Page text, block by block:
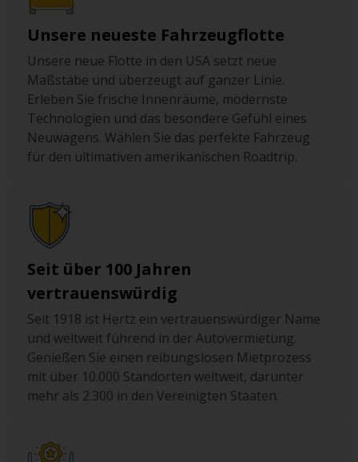
Unsere neueste Fahrzeugflotte
Unsere neue Flotte in den USA setzt neue
Maßstäbe und überzeugt auf ganzer Linie.
Erleben Sie frische Innenräume, modernste
Technologien und das besondere Gefühl eines
Neuwagens. Wählen Sie das perfekte Fahrzeug
für den ultimativen amerikanischen Roadtrip.
Seit über 100 Jahren
vertrauenswürdig
Seit 1918 ist Hertz ein vertrauenswürdiger Name
und weltweit führend in der Autovermietung.
Genießen Sie einen reibungslosen Mietprozess
mit über 10.000 Standorten weltweit, darunter
mehr als 2.300 in den Vereinigten Staaten.